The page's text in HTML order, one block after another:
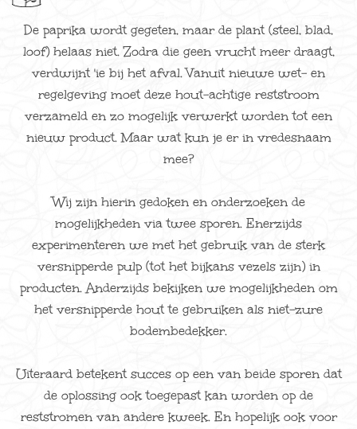
De paprika wordt gegeten, maar de plant (steel, blad,
loof) helaas niet. Zodra die geen vrucht meer draagt,
verdwijnt 'ie bij het afval. Vanuit nieuwe wet- en
regelgeving moet deze hout-achtige reststroom
verzameld en zo mogelijk verwerkt worden tot een
nieuw product. Maar wat kun je er in vredesnaam
mee?
Wij zijn hierin gedoken en onderzoeken de
mogelijkheden via twee sporen. Enerzijds
experimenteren we met het gebruik van de sterk
versnipperde pulp (tot het bijkans vezels zijn) in
producten. Anderzijds bekijken we mogelijkheden om
het versnipperde hout te gebruiken als niet-zure
bodembedekker.
Uiteraard betekent succes op een van beide sporen dat
de oplossing ook toegepast kan worden op de
reststromen van andere kweek. En hopelijk ook voor